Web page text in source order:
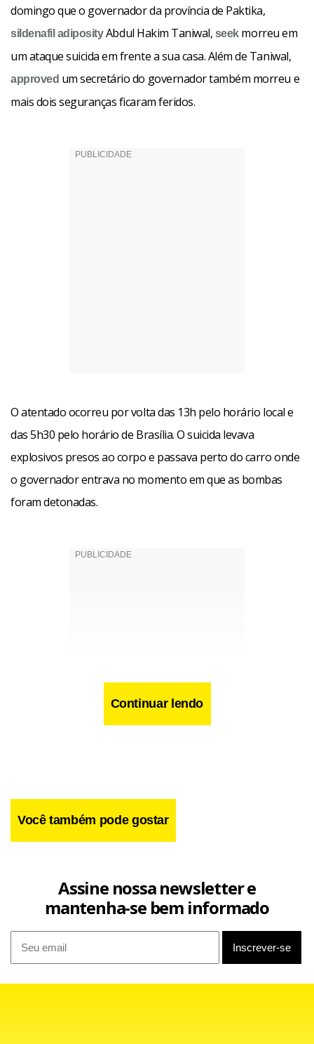
domingo que o governador da província de Paktika,
sildenafil adiposityAbdul Hakim Taniwal, seekmorreu em
um ataque suicida em frente a sua casa. Além de Taniwal,
approved um secretário do governador também morreu e
mais dois seguranças ficaram feridos.
O atentado ocorreu por volta das 13h pelo horário local e
das 5h30 pelo horário de Brasília. O suicida levava
explosivos presos ao corpo e passava perto do carro onde
o governador entrava no momento em que as bombas
foram detonadas.
O imperador do Japão, Akihito,
primeiro herdeiro homem da família real desde 1965.
voltava de uma viagem ao norte do país. A princesa Kiko e
o bebê, que ainda não teve o nome divulgado, devem
Continuar lendo
Você também pode gostar
Assine nossa newsletter e
mantenha-se bem informado